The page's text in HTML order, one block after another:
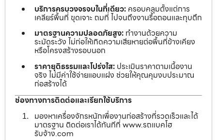
บริการครบวงจรจบในที่เดียว: ครอบคลุมตั้งแต่การ
เคลียร์พื้นที่ ขุดเจาะ ถมที่ ไปจนถึงงานรื้อถอนและทุบตึก
มาตรฐานความปลอดภัยสูง: ทำงานด้วยความ
ระมัดระวัง ไม่ก่อให้เกิดความเสียหายต่อพื้นที่ข้างเคียง
หรือโครงสร้างรอบนอก
ราคายุติธรรมและโปร่งใส: ประเมินราคาตามเนื้องาน
จริง ไม่มีค่าใช้จ่ายแอบแฝง ช่วยให้คุณคุมงบประมาณ
ก่อสร้างได้
ช่องทางการติดต่อและเรียกใช้บริการ
มองหาเครื่องจักรหนักเพื่องานก่อสร้างที่รวดเร็วและได้
มาตรฐาน ติดต่อเราได้ทันทีที่ www.รถแบคโฮ
รับจ้าง.com